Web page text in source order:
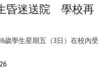
昏迷送院 學校再
歲學生星期五（3日）在校內受